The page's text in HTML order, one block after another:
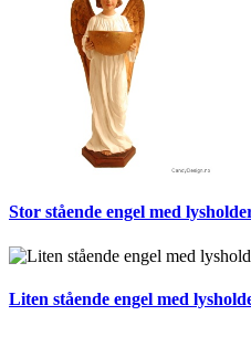
Stor stående engel med
Liten stående engel med